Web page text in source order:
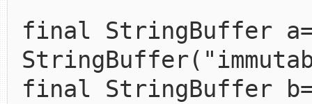
final StringBuffer
final StringBuffer